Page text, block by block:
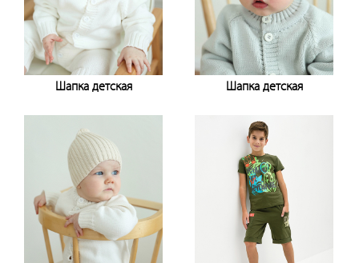
Шапка детская
Шапка детская